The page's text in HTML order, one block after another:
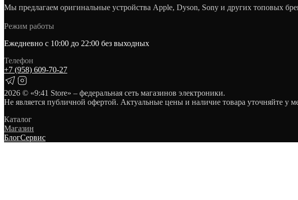
Мы предлагаем оригинальные устройства Apple, Dyson, Sony и других топовых
Режим работы
Ежедневно с 10:00 до 22:00 без выходных
Телефон
+7 (958) 609‑70‑27
2026 © «9:41 Store» – федеральная сеть магазинов электроники.
Не является публичной офертой. Актуальные цены и наличие товара уточняйте у
Каталог
Магазин
БлогСервис